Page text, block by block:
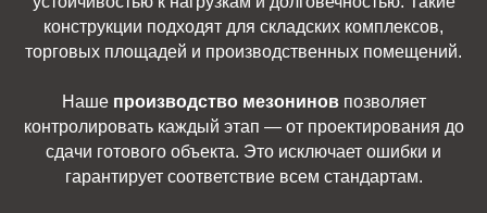
конструкции подходят для складских комплексов,
торговых площадей и производственных помещений.
Наше производство мезониновпозволяет
контролировать каждый этап — от проектирования до
сдачи готового объекта. Это исключает ошибки и
гарантирует соответствие всем стандартам.